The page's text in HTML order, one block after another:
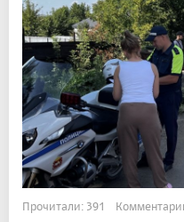
Прочитали: 391